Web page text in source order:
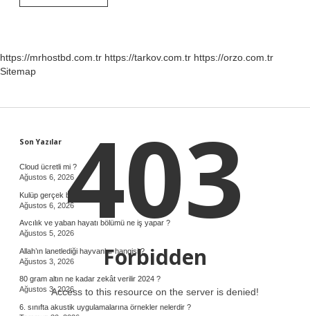
Kaç
https://mrhostbd.com.tr https://tarkov.com.tr https://orzo.com.tr
Sitemap
Sidebar
Son Yazılar
Cloud ücretli mi ?
Ağustos 6, 2026
Kulüp gerçek bir hikaye mi ?
Ağustos 6, 2026
Avcılık ve yaban hayatı bölümü ne iş yapar ?
Ağustos 5, 2026
Allah’ın lanetlediği hayvanlar hangisi ?
Ağustos 3, 2026
80 gram altın ne kadar zekât verilir 2024 ?
Ağustos 3, 2026
6. sınıfta akustik uygulamalarına örnekler nelerdir ?
403
Forbidden
Access to this resource on the server is denied!